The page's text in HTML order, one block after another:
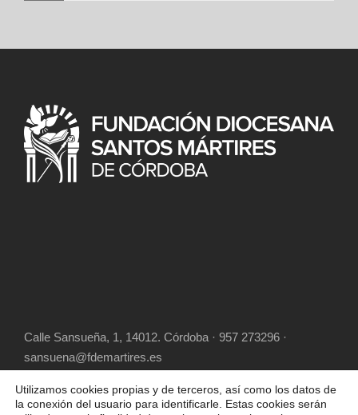
Calle Sansueña, 1, 14012. Córdoba · 957 273296 ·
sansuena@fdemartires.es
Utilizamos cookies propias y de terceros, así como los datos de
la conexión del usuario para identificarle. Estas cookies serán